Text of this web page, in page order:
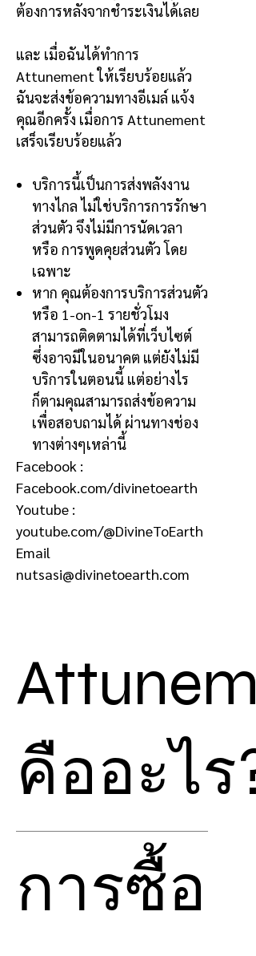
ต้องการหลังจากชำระเงินได้เลย
และ เมื่อฉันได้ทำการ
Attunementให้เรียบร้อยแล้ว
ฉันจะส่งข้อความทางอีเมล์ แจ้ง
คุณอีกครั้ง เมื่อการ Attunement
เสร็จเรียบร้อยแล้ว
บริการนี้เป็นการส่งพลังงาน
ทางไกล ไม่ใช่บริการการรักษา
ส่วนตัว จึงไม่มีการนัดเวลา
หรือ การพูดคุยส่วนตัว โดย
เฉพาะ
หาก คุณต้องการบริการส่วนตัว
หรือ 1-on-1 รายชั่วโมง
สามารถติดตามได้ที่เว็บไซต์
ซึ่งอาจมีในอนาคต แต่ยังไม่มี
บริการในตอนนี้ แต่อย่างไร
ก็ตามคุณสามารถส่งข้อความ
เพื่อสอบถามได้ ผ่านทางช่อง
ทางต่างๆเหล่านี้
Facebook :
Facebook.com/divinetoearth
Youtube :
youtube.com/@DivineToEarth
Email
nutsasi@divinetoearth.com
คืออะไร?
คือ การปรับ
คลื่นความถี่ของเรา ให้สามารถ
ดึงพลังงานจากChiball ที่ถูก
สร้างเอาไว้แล้ว
การซื้อ